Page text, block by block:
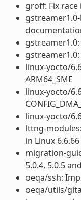
groff: Fix
linux-yocto/
ARM64_SME
linux-yocto/
linux-yocto/
lttng-
in Linux 6.6.66
migration-
5.0.4, 5.0.5
oeqa/ssh:
oeqa/utils/